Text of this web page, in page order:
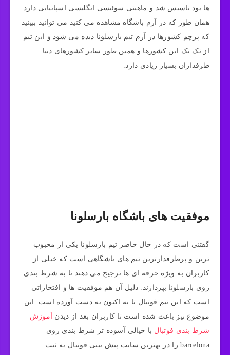
ها بود تاسیس شد و ماهیتی سوئیسی انگلیسی اسپانیایی دارد.
همان طور که در آرم باشگاه مشاهده می کنید می توانید ببینید
که پرچم کشورها در آرم تیم بارسلونا دیده می‌ شود و این تیم
از تک‌ تک این کشورها و همین طور سایر کشورهای دنیا
طرفداران بسیار زیادی دارد.
موفقیت های باشگاه بارسلونا
گفتنی است که در حال حاضر تیم بارسلونا یکی از محبوب‌
ترین و پرطرفدارترین تیم‌ های باشگاهی است که خیلی از
کاربران به ویژه حرفه‌ ای‌ ها ترجیح می‌ دهند تا به شرط بندی
روی بارسلونا بپردازند. دلیل آن هم موفقیت‌ ها و افتخاراتی
است که این تیم فوتبال تا به اکنون به دست آورده است. این
موضوع نیز باعث شده است تا کاربران بعد از دیدن
آموزش
شرط بندی فوتبال با خیالی آسوده تر شرط بندی روی
barcelona را در بهترین سایت پیش بینی فوتبال به ثبت